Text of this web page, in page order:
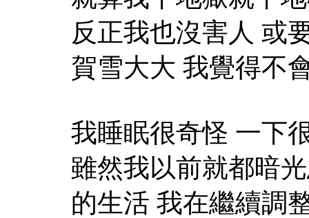
反正我也沒害人 或
賀雪大大 我覺得不
我睡眠很奇怪 一下
雖然我以前就都暗
的生活 我在繼續調